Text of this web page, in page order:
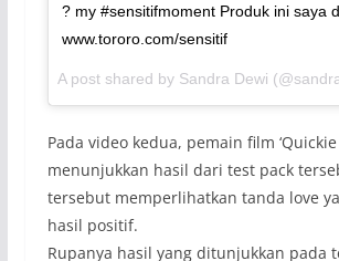
? my #sensitifmoment Produk ini saya
www.tororo.com/sensitif
A post shared by Sandra Dewi
Pada video kedua, pemain film ‘Quickie
menunjukkan hasil dari test pack
tersebut memperlihatkan tanda love
hasil positif.
Rupanya hasil yang ditunjukkan pada